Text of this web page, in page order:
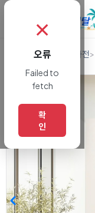
렌탈 디지털/가전
✗
오류
Failed to
fetch
확
인